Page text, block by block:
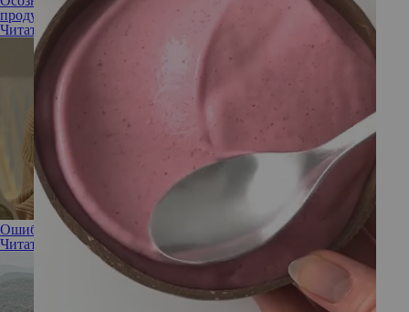
продуктивностью и начать жить
Читать полностью
Ошибка или опыт: как ваши промахи помогают вам расти
Читать полностью